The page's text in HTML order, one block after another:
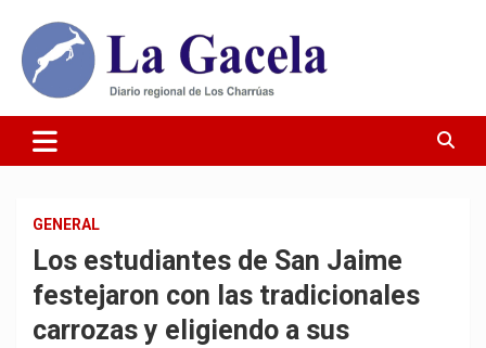
contenido
Diario La Gacela
GENERAL
Los estudiantes de San Jaime
festejaron con las tradicionales
carrozas y eligiendo a sus